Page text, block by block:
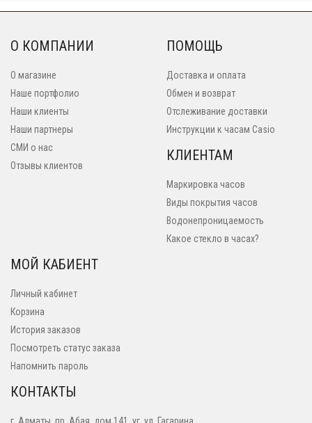
О КОМПАНИИ
О магазине
Наше портфолио
Наши клиенты
Наши партнеры
СМИ о нас
Отзывы клиентов
ПОМОЩЬ
Доставка и оплата
Обмен и возврат
Отслеживание доставки
Инструкции к часам Casio
КЛИЕНТАМ
Маркировка часов
Виды покрытия часов
Водонепроницаемость
Какое стекло в часах?
МОЙ КАБИЕНТ
Личный кабинет
Корзина
История заказов
Посмотреть статус заказа
Напомнить пароль
КОНТАКТЫ